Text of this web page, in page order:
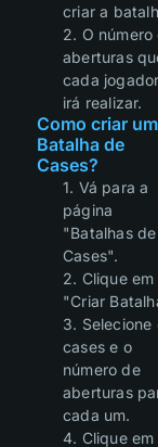
criar a
2. O número
aberturas
cada
irá realizar.
Como criar
Batalha de
Cases?
1. Vá para a
página
"Batalhas de
Cases".
2. Clique em
"Criar
3. Selecione
cases e o
número de
aberturas
cada um.
4. Clique em